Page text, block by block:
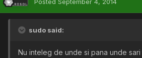
Posted September 4, 2014
sudo said:
Nu inteleg de unde si pana unde sari